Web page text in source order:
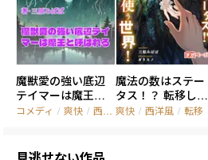
魔獣愛の強い底辺
テイマーは魔王と
呼ばれる
コメディ / 爽快 / 西洋風
魔法の数はステー
タス！？ 転移した
先は女性ばかりが
爽快 / 西洋風 / 転移